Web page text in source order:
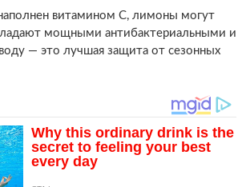
витамином С, лимоны могут
мощными антибактериальными и
— это лучшая защита от сезонных